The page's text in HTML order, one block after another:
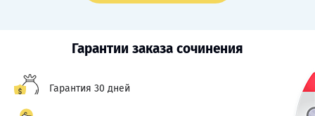
Гарантии заказа сочинения
Гарантия 30 дней